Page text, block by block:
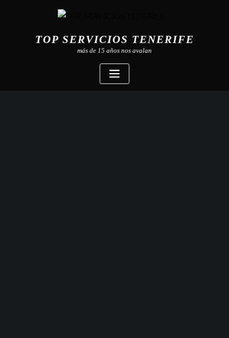
TOP SERVICIOS TENERIFE
más de 15 años nos avalan